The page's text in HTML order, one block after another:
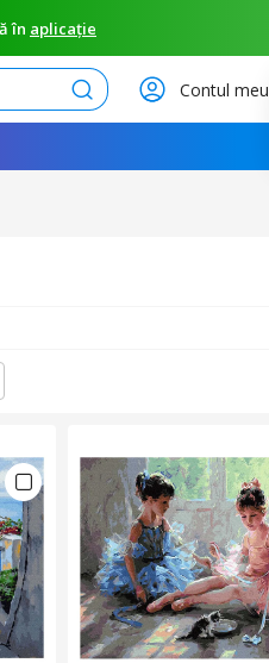
în aplicație
Caută Contul meu